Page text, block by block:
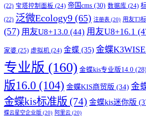
(22) 宝塔控制面板 (24) 帝国cms (30) 数据库 (24)
(22) 泛微Ecology9 (65) 注册表 (20) 用友T3
(57) 用友U8+13.0 (44) 用友U8+16.1
家婆 (25) 虚拟机 (24) 金蝶 (35) 金蝶K3WISE
专业版 (160) 金蝶kis专业版14.0 (28)
版16.0 (104) 金蝶KIS商贸版 (34) 金
金蝶kis标准版 (74) 金蝶kis迷你版
蝶云星空企业版 (20) 阿里云 (20)